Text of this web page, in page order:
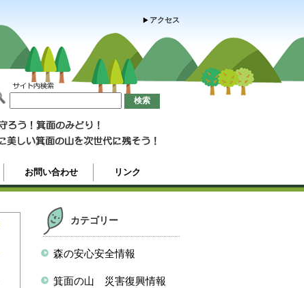
アクセス
お問い合わせ リンク
カテゴリー
森の安心安全情報
箕面の山 災害復興情報